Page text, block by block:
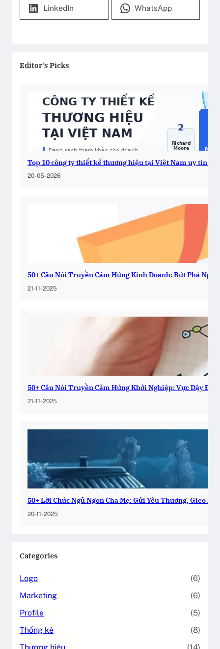
LinkedIn WhatsApp
Editor’s Picks
Top 10 công ty thiết kế thương hiệu tại Việt Nam uy tín
20-05-2026
50+ Câu Nói Truyền Cảm Hứng Kinh Doanh: Bứt Phá Ngay!
21-11-2025
50+ Câu Nói Truyền Cảm Hứng Khởi Nghiệp: Vực Dậy
21-11-2025
50+ Lời Chúc Ngủ Ngon Cha Mẹ: Gửi Yêu Thương, Gieo
20-11-2025
Categories
Logo
(6)
Marketing
(6)
Profile
(5)
Thống kê
(8)